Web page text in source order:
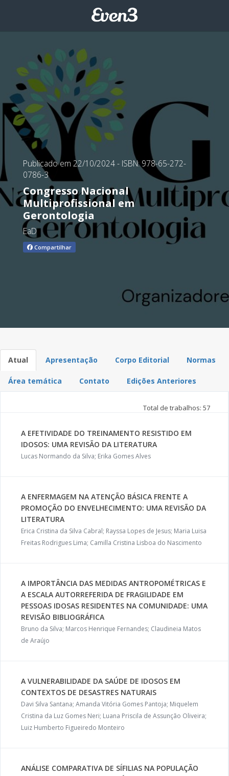
Publicado em 22/10/2024- ISBN: 978-65-272-
0786-3
Congresso Nacional
Multiprofissional em
Gerontologia
EaD
Compartilhar
Atual Apresentação Corpo Editorial Normas
Área temática Contato Edições Anteriores
Total de trabalhos: 57
A EFETIVIDADE DO TREINAMENTO RESISTIDO EM
IDOSOS: UMA REVISÃO DA LITERATURA
Lucas Normando da Silva; Erika Gomes Alves
A ENFERMAGEM NA ATENÇÃO BÁSICA FRENTE A
PROMOÇÃO DO ENVELHECIMENTO: UMA REVISÃO DA
LITERATURA
Erica Cristina da Silva Cabral; Rayssa Lopes de Jesus; Maria Luisa
Freitas Rodrigues Lima; Camilla Cristina Lisboa do Nascimento
A IMPORTÂNCIA DAS MEDIDAS ANTROPOMÉTRICAS E
A ESCALA AUTORREFERIDA DE FRAGILIDADE EM
PESSOAS IDOSAS RESIDENTES NA COMUNIDADE: UMA
REVISÃO BIBLIOGRÁFICA
Bruno da Silva; Marcos Henrique Fernandes; Claudineia Matos
de Araújo
A VULNERABILIDADE DA SAÚDE DE IDOSOS EM
CONTEXTOS DE DESASTRES NATURAIS
Davi Silva Santana; Amanda Vitória Gomes Pantoja; Miquelem
Cristina da Luz Gomes Neri; Luana Priscila de Assunção Oliveira;
Luiz Humberto Figueiredo Monteiro
ANÁLISE COMPARATIVA DE SÍFILIAS NA POPULAÇÃO